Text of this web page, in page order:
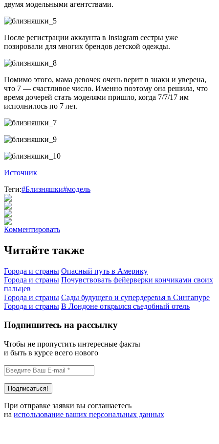
двумя модельными агентствами.
После регистрации аккаунта в Instagram сестры уже
позировали для многих брендов детской одежды.
Помимо этого, мама девочек очень верит в знаки и уверена,
что 7 — счастливое число. Именно поэтому она решила, что
время дочерей стать моделями пришло, когда 7/7/17 им
исполнилось по 7 лет.
Источник
Теги:#Близняшки#модель
Комментировать
Читайте также
Города и страны Опасный путь в Америку
Города и страны Почувствовать фейерверки кончиками своих
пальцев
Города и страны Сады будущего и супердеревья в Сингапуре
Города и страны В Лондоне открылся съедобный отель
Подпишитесь на рассылку
Чтобы не пропустить интересные факты
и быть в курсе всего нового
При отправке заявки вы соглашаетесь
на использование ваших персональных данных